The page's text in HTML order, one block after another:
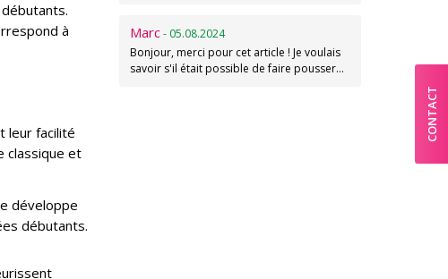
à
leur facilité
classique et
développe
débutants.
Marc- 05.08.2024
Bonjour, merci pour cet article ! Je voulais
savoir s'il était possible de faire pousser…
CONTACT